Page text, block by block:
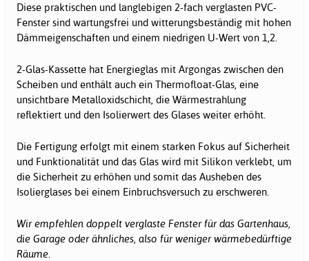
Diese praktischen und langlebigen 2-fach verglasten PVC-
Fenster sind wartungsfrei und witterungsbeständig mit hohen
Dämmeigenschaften und einem niedrigen U-Wert von 1,2.
2-Glas-Kassette hat Energieglas mit Argongas zwischen den
Scheiben und enthält auch ein Thermofloat-Glas, eine
unsichtbare Metalloxidschicht, die Wärmestrahlung
reflektiert und den Isolierwert des Glases weiter erhöht.
Die Fertigung erfolgt mit einem starken Fokus auf Sicherheit
und Funktionalität und das Glas wird mit Silikon verklebt, um
die Sicherheit zu erhöhen und somit das Ausheben des
Isolierglases bei einem Einbruchsversuch zu erschweren.
Wir empfehlen doppelt verglaste Fenster für das Gartenhaus,
die Garage oder ähnliches, also für weniger wärmebedürftige
Räume.